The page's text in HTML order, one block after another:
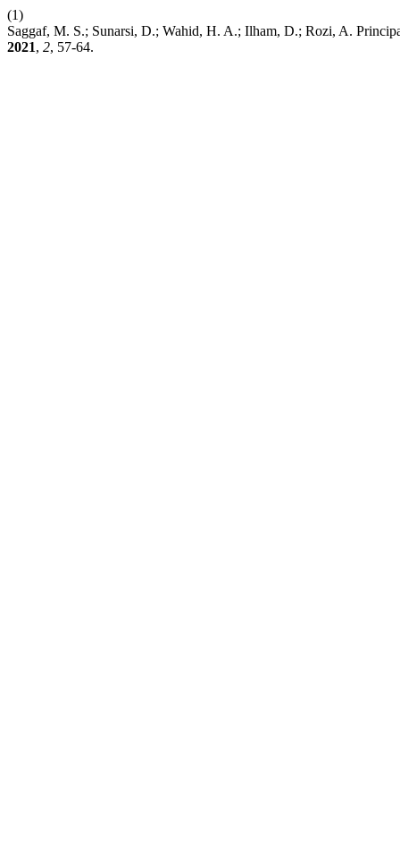
(1)
Saggaf, M. S.; Sunarsi, D.; Wahid, H. A.; Ilham, D.; Rozi, A.
2021, 2, 57-64.